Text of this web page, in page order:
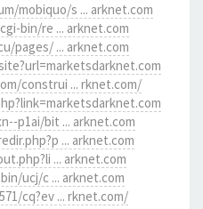
mobiquo/s ... arknet.com
bin/re ... arknet.com
pages/ ... arknet.com
construi ... rknet.com/
p1ai/bit ... arknet.com
... arknet.com
... arknet.com
ucj/c ... arknet.com
cq?ev ... rknet.com/